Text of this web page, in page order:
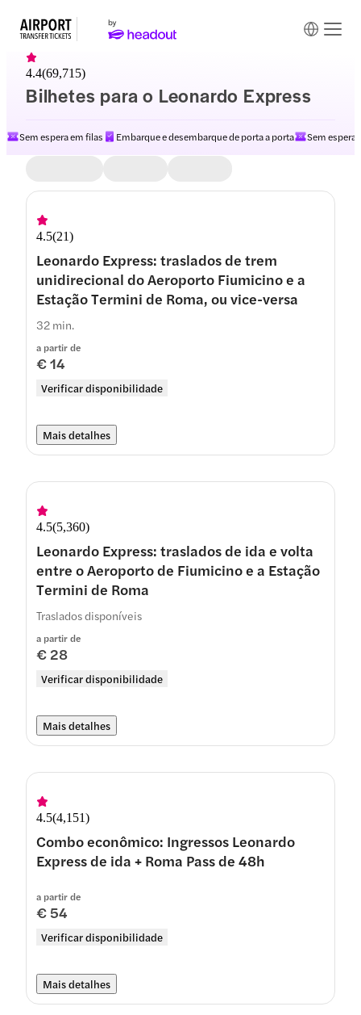
Bilhetes para o Leonardo Express
4.4(69,715)
Sem espera em filas Embarque e desembarque de porta a porta Sem espera
4.5(21)
Leonardo Express: traslados de trem
unidirecional do Aeroporto Fiumicino e a
Estação Termini de Roma, ou vice-versa
a partir de
€ 14
Verificar disponibilidade
32 min.
Mais detalhes
4.5(5,360)
Leonardo Express: traslados de ida e volta
entre o Aeroporto de Fiumicino e a Estação
Termini de Roma
a partir de
€ 28
Verificar disponibilidade
Traslados disponíveis
Mais detalhes
4.5(4,151)
Combo econômico: Ingressos Leonardo
Express de ida + Roma Pass de 48h
a partir de
€ 54
Verificar disponibilidade
Mais detalhes